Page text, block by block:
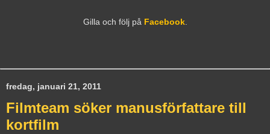
Gilla och följ på Facebook.
fredag, januari 21, 2011
Filmteam söker manusförfattare till
kortfilm